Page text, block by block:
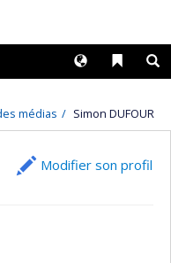
Liens
Langues
médias
Simon DUFOUR
Modifier son profil